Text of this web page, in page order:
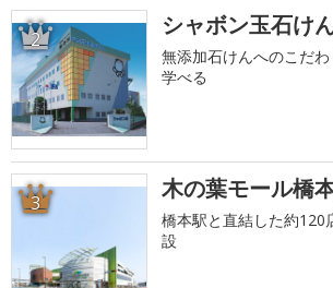
2 シャボン玉石け
無添加石けんへのこだ
学べる
3 木の葉モール橋
橋本駅と直結した約120
設